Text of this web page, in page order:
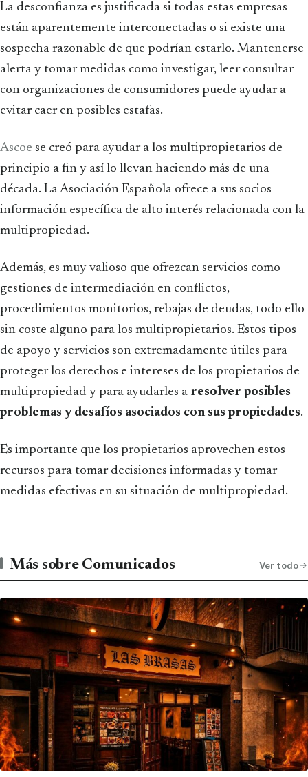
La desconfianza es justificada si todas estas empresas
están aparentemente interconectadas o si existe una
sospecha razonable de que podrían estarlo. Mantenerse
alerta y tomar medidas como investigar, leer consultar
con organizaciones de consumidores puede ayudar a
evitar caer en posibles estafas.
Ascoe se creó para ayudar a los multipropietarios de
principio a fin y así lo llevan haciendo más de una
década. La Asociación Española ofrece a sus socios
información específica de alto interés relacionada con la
multipropiedad.
Además, es muy valioso que ofrezcan servicios como
gestiones de intermediación en conflictos,
procedimientos monitorios, rebajas de deudas, todo ello
sin coste alguno para los multipropietarios. Estos tipos
de apoyo y servicios son extremadamente útiles para
proteger los derechos e intereses de los propietarios de
multipropiedad y para ayudarles a resolver posibles
problemas y desafíos asociados con sus propiedades.
Es importante que los propietarios aprovechen estos
recursos para tomar decisiones informadas y tomar
medidas efectivas en su situación de multipropiedad.
Más sobre Comunicados Ver todo